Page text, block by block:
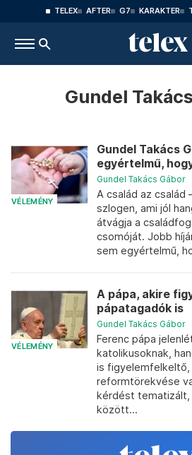
TELEX AFTER G7 KARAKTER
Gundel
VÉLEMÉNY
Gundel Takács
egyértelmű,
Gundel Takács Gábor
A család az család
szlogen, ami jól
átvágja a
csomóját. Jobb
sem egyértelmű,
VÉLEMÉNY
A pápa, akire
pápatagadók is
Gundel Takács Gábor
Ferenc pápa
katolikusoknak,
is figyelemfelkeltő,
reformtörekvése
kérdést tematizált,
között...